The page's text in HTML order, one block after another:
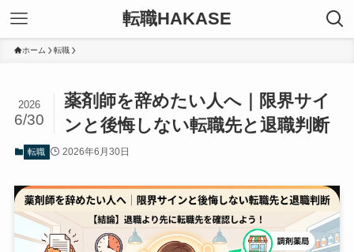
転職HAKASE
ホーム 転職
薬剤師を辞めたい人へ｜限界サイ
ンと後悔しない転職先と退職判断
2026
6/30
転職 2026年6月30日